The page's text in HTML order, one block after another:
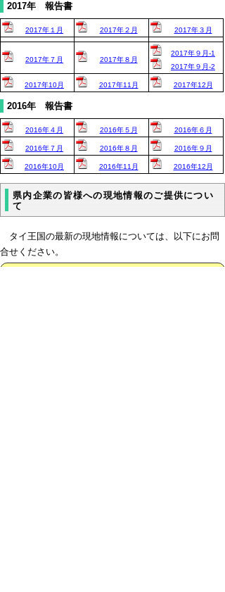
2017年 報告書
2017年１月 2017年２月 2017年３月
2017年７月 2017年８月
2017年９月-1
2017年９月-2
2017年10月 2017年11月 2017年12月
2016年 報告書
2016年４月 2016年５月 2016年６月
2016年７月 2016年８月 2016年９月
2016年10月 2016年11月 2016年12月
県内企業の皆様への現地情報のご提供につい
て
タイ王国の最新の現地情報については、以下にお問
合せください。